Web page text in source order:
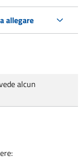
allegare
alcun